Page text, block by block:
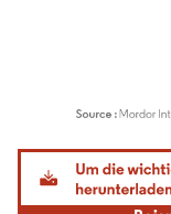
Bild © Mordor